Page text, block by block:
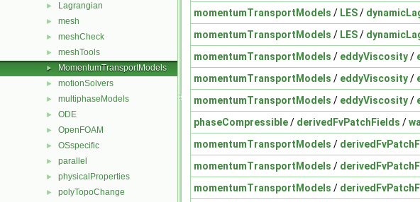
► Lagrangian
► mesh
► meshCheck
► meshTools
► MomentumTransportModels
► motionSolvers
► multiphaseModels
► ODE
► OpenFOAM
► OSspecific
► parallel
► physicalProperties
► polyTopoChange
momentumTransportModels / LES/
momentumTransportModels / LES/
momentumTransportModels / eddyViscosity/
momentumTransportModels / eddyViscosity/
momentumTransportModels / eddyViscosity/
phaseCompressible/ derivedFvPatchFields /
momentumTransportModels /
momentumTransportModels /
momentumTransportModels /